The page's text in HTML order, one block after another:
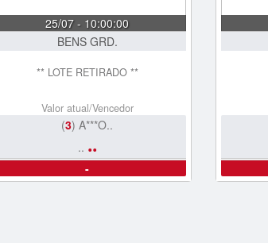
25/07 - 10:00:00
BENS GRD.
** LOTE RETIRADO **
Valor atual/Vencedor
(3) A***O..
.. ..
-